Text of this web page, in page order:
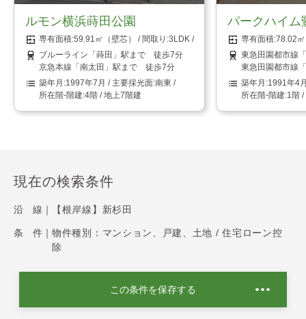
ルモン横浜蒔田公園
59.91㎡（壁芯）
3LDK
ブルーライン「蒔田」駅まで 徒歩7分
京急本線「南太田」駅まで 徒歩7分
1997年7月
南東
4階 / 地上7階建
パークハイム
78.02
東急田園都市線
東急田園都市線
1991年4
1階
現在の検索条件
沿 線｜ 【根岸線】新杉田
条 件｜ 物件種別：マンション、戸建、土地 / 住宅ローン控
除
この条件を保存する